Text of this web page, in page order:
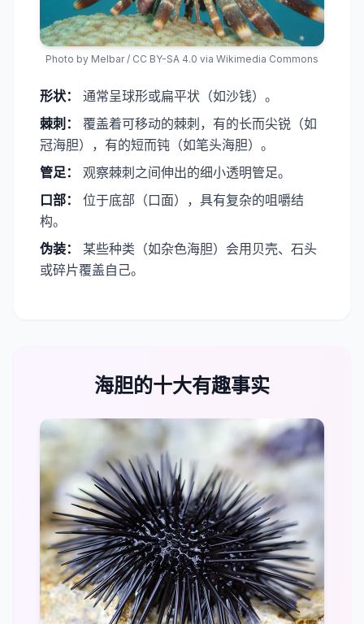
Photo by Melbar/ CC BY-SA 4.0 via Wikimedia Commons
形状：
通常呈球形或扁平状（如沙钱）。
​棘刺：
覆盖着可移动的棘刺，有的长而尖锐（如
冠海胆），有的短而钝（如笔头海胆）。
​管足：
观察棘刺之间伸出的细小透明管足。
​口部：
位于底部（口面），具有复杂的咀嚼结
构。
​伪装：
某些种类（如杂色海胆）会用贝壳、石头
或碎片覆盖自己。
海胆的十大有趣事实